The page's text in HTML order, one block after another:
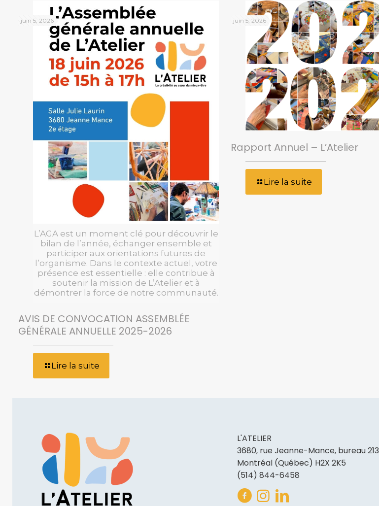
L’AGA est un moment clé pour découvrir le
bilan de l’année, échanger ensemble et
participer aux orientations futures de
l’organisme. Dans le contexte actuel, votre
présence est essentielle : elle contribue à
soutenir la mission de L’Atelier et à
démontrer la force de notre communauté.
juin 5, 2026
AVIS DE CONVOCATION ASSEMBLÉE
GÉNÉRALE ANNUELLE 2025-2026
Lire la suite
juin 5, 2026
Rapport Annuel – L’Atelier
Lire la suite
L'ATELIER
3680, rue Jeanne-Mance, bureau 213
Montréal (Québec) H2X 2K5
(514) 844-6458